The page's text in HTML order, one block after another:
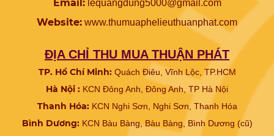
Email:lequangdung5000@gmail.com
Website: www.thumuaphelieuthuanphat.com
ĐỊA CHỈ THU MUA THUẬN PHÁT
TP. Hồ Chí Minh:Quách Điêu, Vĩnh Lộc, TP.HCM
Hà Nội : KCN Đông Anh, Đông Anh, TP Hà Nội
Thanh Hóa:KCN Nghi Sơn, Nghi Sơn, Thanh Hóa
Bình Dương:KCN Bàu Bàng, Bàu Bàng, Bình Dương (cũ)